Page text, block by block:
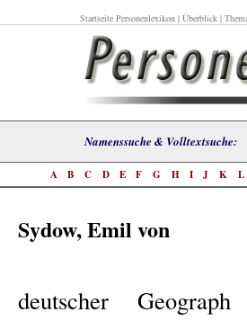
Startseite Personenlexikon| Überblick|
Namenssuche &
A B C D E F G H I J K L
Sydow, Emil von
deutscher